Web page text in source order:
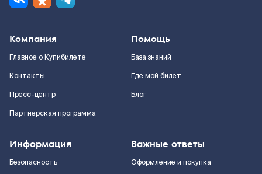
Компания
Главное о Купибилете
Контакты
Пресс-центр
Партнерская программа
Помощь
База знаний
Где мой билет
Блог
Информация
Безопасность
Важные ответы
Оформление и покупка